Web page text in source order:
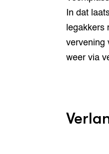
In dat
legakkers
vervening
weer via